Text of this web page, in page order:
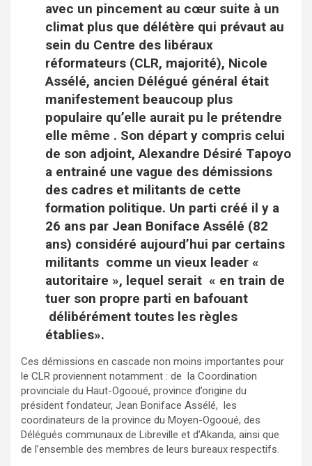
avec un pincement au cœur suite à un
climat plus que délétère qui prévaut au
sein du Centre des libéraux
réformateurs (CLR, majorité), Nicole
Assélé, ancien Délégué général était
manifestement beaucoup plus
populaire qu’elle aurait pu le prétendre
elle même . Son départ y compris celui
de son adjoint, Alexandre Désiré Tapoyo
a entrainé une vague des démissions
des cadres et militants de cette
formation politique. Un parti créé il y a
26 ans par Jean Boniface Assélé (82
ans) considéré aujourd’hui par certains
militants comme un vieux leader «
autoritaire », lequel serait « en train de
tuer son propre parti en bafouant
délibérément toutes les règles
établies».
Ces démissions en cascade non moins importantes pour
le CLR proviennent notamment : de la Coordination
provinciale du Haut-Ogooué, province d’origine du
président fondateur, Jean Boniface Assélé, les
coordinateurs de la province du Moyen-Ogooué, des
Délégués communaux de Libreville et d’Akanda, ainsi que
de l’ensemble des membres de leurs bureaux respectifs.